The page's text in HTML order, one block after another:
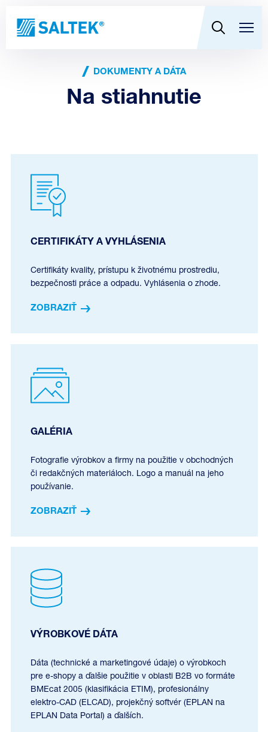
DOKUMENTY A DÁTA
Na stiahnutie
CERTIFIKÁTY A VYHLÁSENIA
Certifikáty kvality, prístupu k životnému prostrediu,
bezpečnosti práce a odpadu. Vyhlásenia o zhode.
ZOBRAZIŤ
GALÉRIA
Fotografie výrobkov a firmy na použitie v obchodných
či redakčných materiáloch. Logo a manuál na jeho
používanie.
ZOBRAZIŤ
VÝROBKOVÉ DÁTA
Dáta (technické a marketingové údaje) o výrobkoch
pre e-shopy a ďalšie použitie v oblasti B2B vo formáte
BMEcat 2005 (klasifikácia ETIM), profesionálny
elektro-CAD (ELCAD), projekčný softvér (EPLAN na
EPLAN Data Portal) a ďalších.